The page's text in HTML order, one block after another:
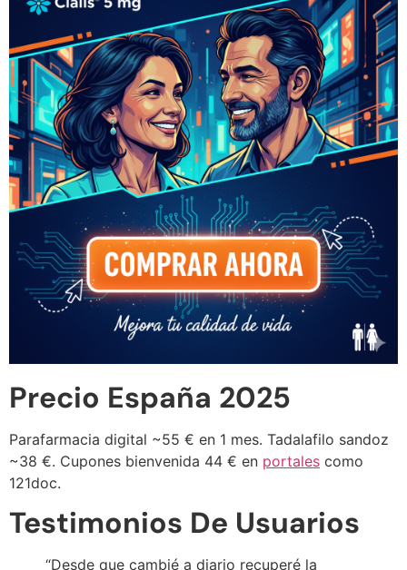
Precio España 2025
Parafarmacia digital ~55 € en 1 mes. Tadalafilo sandoz
~38 €. Cupones bienvenida 44 € en portales como
121doc.
Testimonios De Usuarios
“Desde que cambié a diario recuperé la